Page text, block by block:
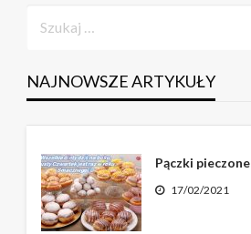
NAJNOWSZE ARTYKUŁY
Pączki pieczone
17/02/2021